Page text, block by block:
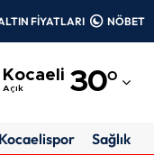
FİYATLARI
Kocaeli
Açık 30°
Adıyaman
Kocaelispor Sağlık